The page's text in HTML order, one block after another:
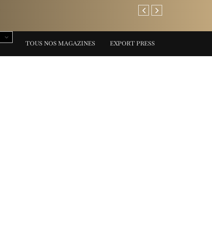
AREV Saint-Tropez:
EXPORT PRESS
TOUS NOS MAGAZINES